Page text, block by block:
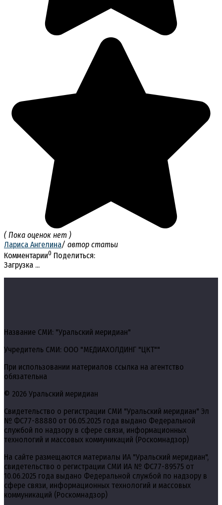
( Пока оценок нет )
Лариса Ангелина/ автор статьи
Комментарии0 Поделиться:
Загрузка ...
Название СМИ: "Уральский меридиан"
Учредитель СМИ: ООО "МЕДИАХОЛДИНГ "ЦКТ""
При использовании материалов ссылка на агентство
обязательна
© 2026 Уральский меридиан
Свидетельство о регистрации СМИ "Уральский меридиан" Эл
№ ФС77-88880 от 06.05.2025 года выдано Федеральной
службой по надзору в сфере связи, информационных
технологий и массовых коммуникаций (Роскомнадзор)
На сайте размещаются материалы ИА "Уральский меридиан",
свидетельство о регистрации СМИ ИА № ФС77-89575 от
10.06.2025 года выдано Федеральной службой по надзору в
сфере связи, информационных технологий и массовых
коммуникаций (Роскомнадзор)